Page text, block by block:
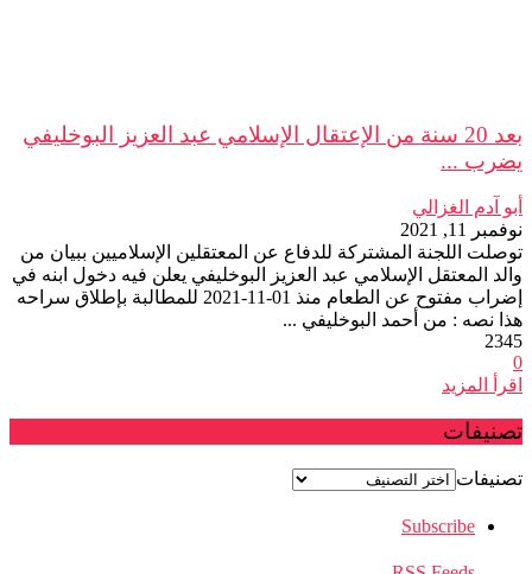
بعد 20 سنة من الإعتقال الإسلامي عبد العزيز البوخليفي
يضرب ...
أبو آدم الغزالي
نوفمبر 11, 2021
توصلت اللجنة المشتركة للدفاع عن المعتقلين الإسلاميين ببيان من
والد المعتقل الإسلامي عبد العزيز البوخليفي يعلن فيه دخول ابنه في
إضراب مفتوح عن الطعام منذ 01-11-2021 للمطالبة بإطلاق سراحه
هذا نصه : من أحمد البوخليفي ...
2345
0
اقرأ المزيد
تصنيفات
تصنيفات
Subscribe